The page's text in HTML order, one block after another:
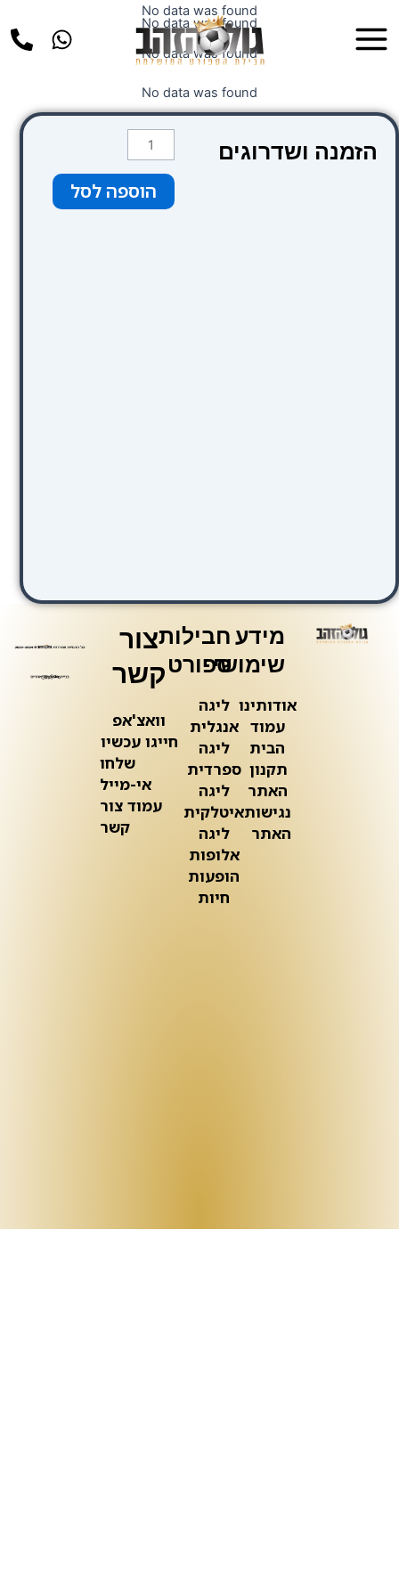
לתוכן
Menu
No data was found
No data was found
No data was found
No data was found
הזמנה ושדרוגים
כמות
של
Negresco
Princess
הוספה לסל
מידע
שימושי
אודותינו
עמוד
הבית
תקנון
האתר
נגישות
האתר
חבילות
ספורט
ליגה
אנגלית
ליגה
ספרדית
ליגה
איטלקית
ליגה
אלופות
הופעות
חיות
צור
קשר
וואצ'אפ
חייגו עכשיו
שלחו
אי-מייל
עמוד צור
קשר